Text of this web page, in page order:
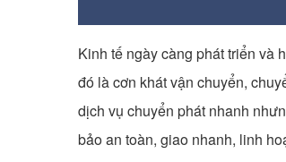
Kinh tế ngày càng phát triển và
đó là cơn khát vận chuyển,
dịch vụ chuyển phát nhanh
bảo an toàn, giao nhanh, linh